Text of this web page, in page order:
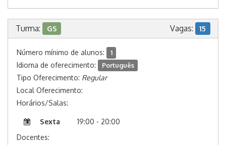
Turma: GS Vagas: 15
Número mínimo de alunos: 1
Idioma de oferecimento: Português
Tipo Oferecimento: Regular
Local Oferecimento:
Horários/Salas:
Sexta
19:00 - 20:00
Docentes: